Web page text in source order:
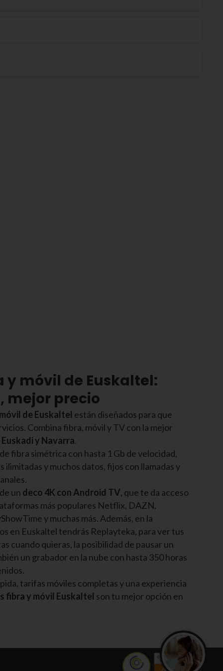
y móvil de Euskaltel:
mejor precio
de Euskaltel están diseñados para que
Combina fibra, móvil y TV con la mejor
Euskadi y Navarra.
fibra simétrica con hasta 1 Gb de velocidad,
ilimitadas y muchos datos, fijos con llamadas y
un deco 4K con Android TV, que te da acceso
más populares Netflix, DAZN,
y muchas más. Además, en la
en Euskaltel tendrás Replayteka, para ver tus
cuando quieras, la posibilidad de pausar un
un grabador en la nube con hasta 350 horas
tarifas móviles completas y una experiencia
fibra y móvil Euskaltel son tu mejor opción en
¿Quieres
Te asesoramos